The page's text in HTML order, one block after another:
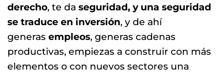
derecho, te da seguridad, y una seguridad
se traduce en inversión, y de ahí
generas empleos, generas cadenas
productivas, empiezas a construir con más
elementos o con nuevos sectores una